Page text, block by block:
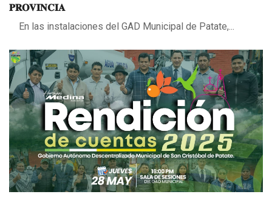
𝐏𝐑𝐎𝐕𝐈𝐍𝐂𝐈𝐀
En las instalaciones del GAD Municipal de Patate,...